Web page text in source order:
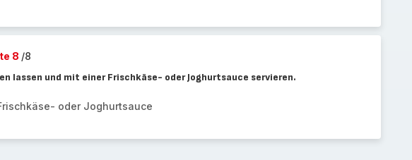
8 /8
lassen und mit einer Frischkäse- oder Joghurtsauce servieren.
oder Joghurtsauce